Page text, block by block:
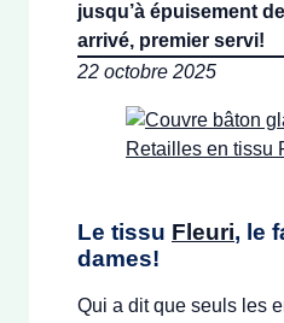
jusqu’à épuisement
arrivé, premier servi!
22 octobre 2025
Le tissu Fleuri, le
dames!
Qui a dit que seuls les